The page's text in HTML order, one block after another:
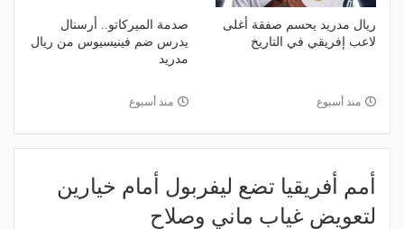
ريال مدريد يحسم صفقة أغلى
لاعب إفريقي في التاريخ
منذ أسبوع
صدمة الميركاتو.. أرسنال
يدرس ضم فينيسيوس من ريال
مدريد
منذ أسبوع
أمم أفريقيا تضع ليفربول أمام خيارين
لتعويض غياب ماني وصلاح